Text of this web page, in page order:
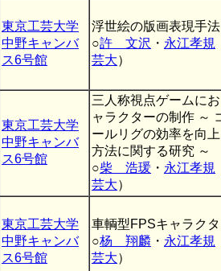
東京工芸大学
中野キャンバ
ス6号館
浮世絵の版画表現手法
○許 文沢 ・ 永江孝規
芸大）
東京工芸大学
中野キャンバ
ス6号館
三人称視点ゲームに
ャラクターの制作 ～
ールリグの効率を向
方法に関する研究 ～
○柴 浩瑗 ・ 永江孝規
芸大）
東京工芸大学
中野キャンバ
ス6号館
車輌型FPSキャラク
○杨 翔麟 ・ 永江孝規
芸大）